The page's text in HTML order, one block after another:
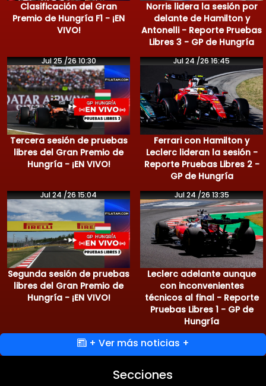
Clasificación del Gran
Premio de Hungría F1 - ¡EN
VIVO!
Norris lidera la sesión por
delante de Hamilton y
Antonelli - Reporte Pruebas
Libres 3 - GP de Hungría
Jul 25 /26 10:30
Tercera sesión de pruebas
libres del Gran Premio de
Hungría - ¡EN VIVO!
Jul 24 /26 16:45
Ferrari con Hamilton y
Leclerc lideran la sesión -
Reporte Pruebas Libres 2 -
GP de Hungría
Jul 24 /26 15:04
Segunda sesión de pruebas
libres del Gran Premio de
Hungría - ¡EN VIVO!
Jul 24 /26 13:35
Leclerc adelante aunque
con inconvenientes
técnicos al final - Reporte
Pruebas Libres 1 - GP de
Hungría
+ Ver más noticias +
Secciones